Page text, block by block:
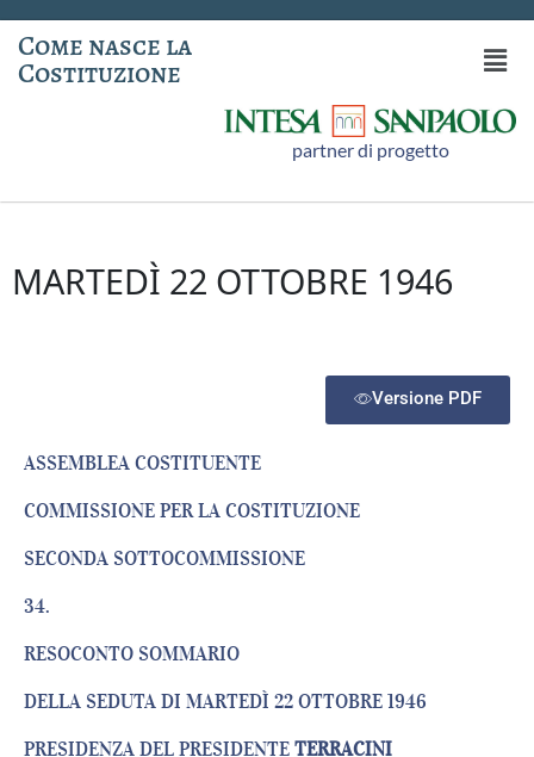
Come nasce la
Costituzione
partner di progetto
MARTEDÌ 22 OTTOBRE 1946
Versione PDF
ASSEMBLEA COSTITUENTE
COMMISSIONE PER LA COSTITUZIONE
SECONDA SOTTOCOMMISSIONE
34.
RESOCONTO SOMMARIO
DELLA SEDUTA DI MARTEDÌ 22 OTTOBRE 1946
PRESIDENZA DEL PRESIDENTE TERRACINI